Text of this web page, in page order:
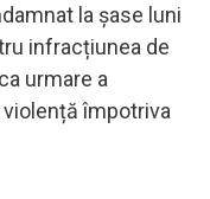
la șase luni
infracțiunea de
urmare a
violență împotriva